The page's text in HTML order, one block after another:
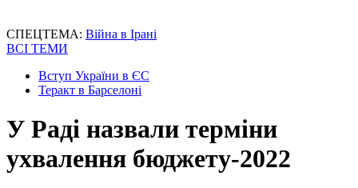
СПЕЦТЕМА: Війна в Ірані
ВСІ ТЕМИ
Вступ України в ЄС
Теракт в Барселоні
У Раді назвали терміни
ухвалення бюджету-2022